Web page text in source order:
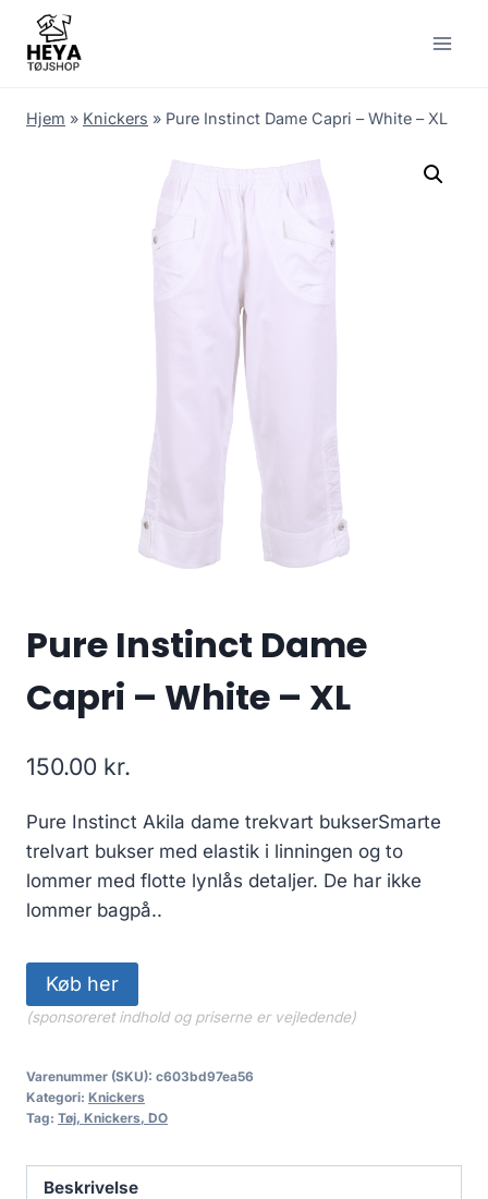
content
Hjem » Knickers » Pure Instinct Dame Capri – White – XL
Pure Instinct Dame
Capri – White – XL
150.00 kr.
Pure Instinct Akila dame trekvart bukserSmarte
trelvart bukser med elastik i linningen og to
lommer med flotte lynlås detaljer. De har ikke
lommer bagpå..
Køb her
(sponsoreret indhold og priserne er vejledende)
Varenummer (SKU): c603bd97ea56
Kategori: Knickers
Tag: Tøj, Knickers, DO
Beskrivelse